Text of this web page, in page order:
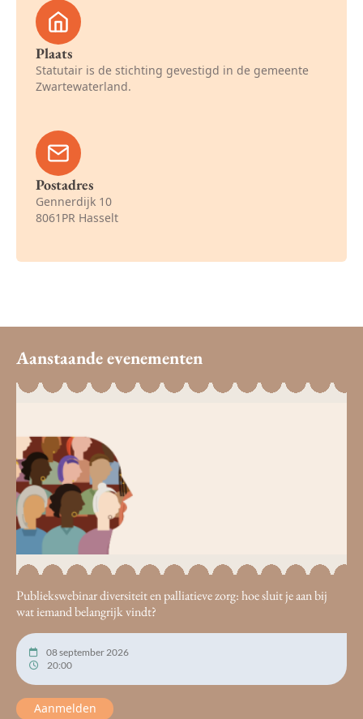
Plaats
Statutair is de stichting gevestigd in de gemeente
Zwartewaterland.
Postadres
Gennerdijk 10
8061PR Hasselt
Aanstaande evenementen
Publiekswebinar diversiteit en palliatieve zorg: hoe sluit je aan bij
wat iemand belangrijk vindt?
08 september 2026
20:00
Aanmelden